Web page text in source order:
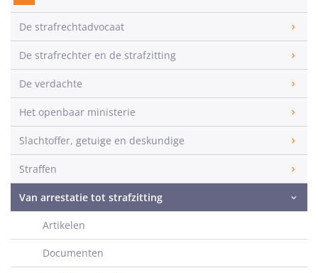
De strafrechtadvocaat
De strafrechter en de strafzitting
De verdachte
Het openbaar ministerie
Slachtoffer, getuige en deskundige
Straffen
Van arrestatie tot strafzitting
Artikelen
Documenten